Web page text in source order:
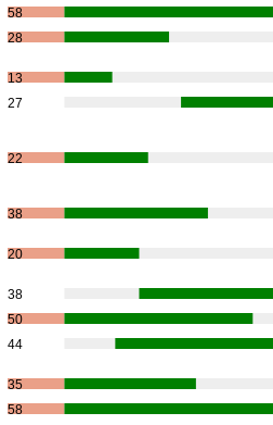
58
28
13
27
22
38
20
38
50
44
35
58